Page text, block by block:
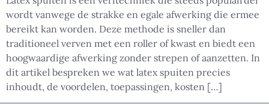
wordt vanwege de strakke en egale afwerking die ermee
bereikt kan worden. Deze methode is sneller dan
traditioneel verven met een roller of kwast en biedt een
hoogwaardige afwerking zonder strepen of aanzetten. In
dit artikel bespreken we wat latex spuiten precies
inhoudt, de voordelen, toepassingen, kosten […]